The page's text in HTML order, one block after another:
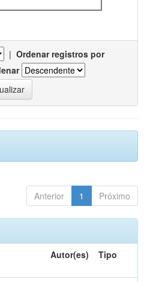
| Ordenar registros por
Anterior 1 Próximo
Autor(es) Tipo